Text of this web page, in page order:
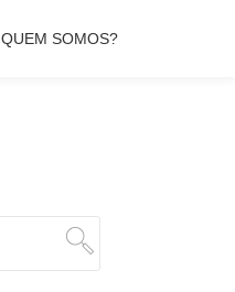
QUEM SOMOS?